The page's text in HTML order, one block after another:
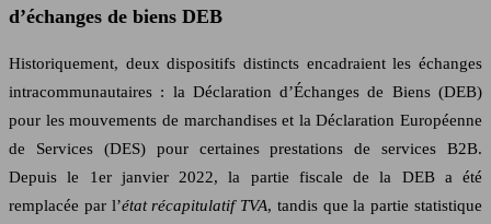
d’échanges de biens DEB
Historiquement, deux dispositifs distincts encadraient les échanges
intracommunautaires : la Déclaration d’Échanges de Biens (DEB)
pour les mouvements de marchandises et la Déclaration Européenne
de Services (DES) pour certaines prestations de services B2B.
Depuis le 1er janvier 2022, la partie fiscale de la DEB a été
remplacée par l’état récapitulatif TVA, tandis que la partie statistique